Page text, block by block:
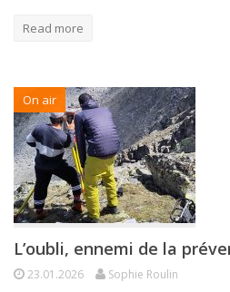
Read more
On air
L’oubli, ennemi de la
23.01.2026 Sophie Roulin